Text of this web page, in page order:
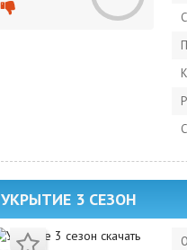
УКРЫТИЕ 3 СЕЗОН